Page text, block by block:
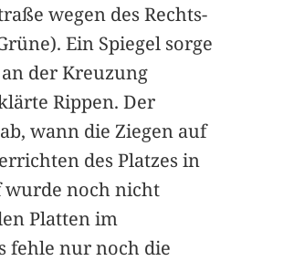
wegen des Rechts-
Ein Spiegel sorge
der Kreuzung
Rippen. Der
wann die Ziegen auf
des Platzes in
wurde noch nicht
Platten im
fehle nur noch die